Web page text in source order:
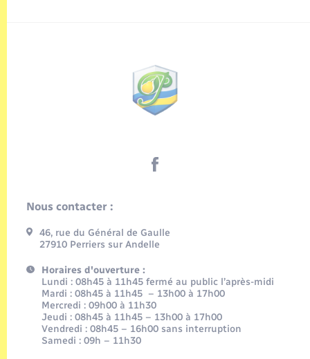
Nous contacter :
46, rue du Général de Gaulle
27910 Perriers sur Andelle
Horaires d'ouverture :
Lundi : 08h45 à 11h45 fermé au public l’après-midi
Mardi : 08h45 à 11h45 – 13h00 à 17h00
Mercredi : 09h00 à 11h30
Jeudi : 08h45 à 11h45 – 13h00 à 17h00
Vendredi : 08h45 – 16h00 sans interruption
Samedi : 09h – 11h30